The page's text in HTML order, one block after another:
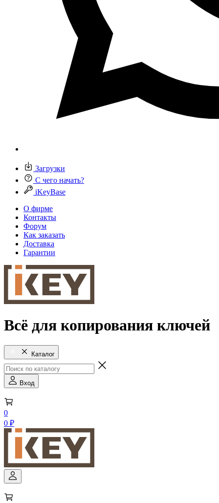
Загрузки
С чего начать?
iKeyBase
О фирме
Контакты
Форум
Как заказать
Доставка
Гарантии
Всё для копирования ключей
Каталог
Вход
0
0 ₽